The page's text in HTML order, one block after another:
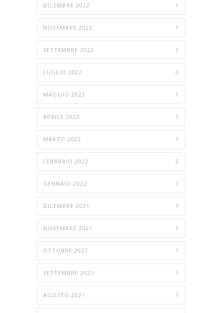
DICEMBRE 2022 1
NOVEMBRE 2022 1
SETTEMBRE 2022 1
LUGLIO 2022 2
MAGGIO 2022 1
APRILE 2022 1
MARZO 2022 1
FEBBRAIO 2022 2
GENNAIO 2022 1
DICEMBRE 2021 1
NOVEMBRE 2021 1
OTTOBRE 2021 1
SETTEMBRE 2021 1
AGOSTO 2021 1